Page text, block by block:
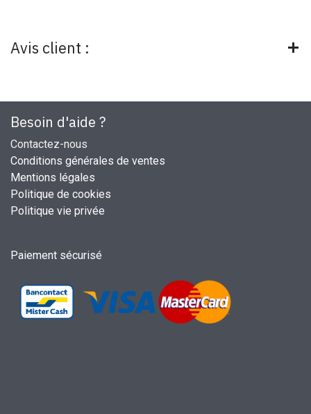
Avis client :
Besoin d'aide ?
Contactez-nous
Conditions générales de ventes
Mentions légales
Politique de cookies
Politique vie privée
Paiement sécurisé